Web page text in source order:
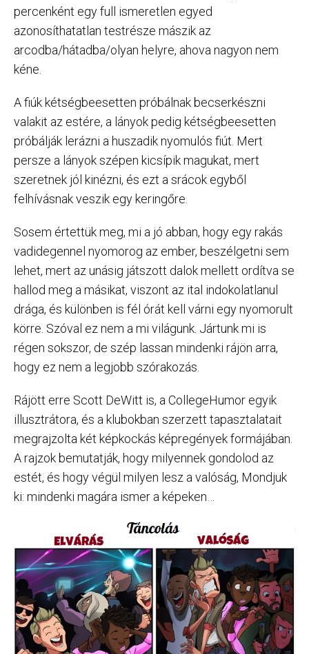
percenként egy full ismeretlen egyed
azonosíthatatlan testrésze mászik az
arcodba/hátadba/olyan helyre, ahova nagyon nem
kéne.
A fiúk kétségbeesetten próbálnak becserkészni
valakit az estére, a lányok pedig kétségbeesetten
próbálják lerázni a huszadik nyomulós fiút. Mert
persze a lányok szépen kicsípik magukat, mert
szeretnek jól kinézni, és ezt a srácok egyből
felhívásnak veszik egy keringőre.
Sosem értettük meg, mi a jó abban, hogy egy rakás
vadidegennel nyomorog az ember, beszélgetni sem
lehet, mert az unásig játszott dalok mellett ordítva se
hallod meg a másikat, viszont az ital indokolatlanul
drága, és különben is fél órát kell várni egy nyomorult
körre. Szóval ez nem a mi világunk. Jártunk mi is
régen sokszor, de szép lassan mindenki rájön arra,
hogy ez nem a legjobb szórakozás.
Rájött erre Scott DeWitt is, a CollegeHumor egyik
illusztrátora, és a klubokban szerzett tapasztalatait
megrajzolta két képkockás képregények formájában.
A rajzok bemutatják, hogy milyennek gondolod az
estét, és hogy végül milyen lesz a valóság, Mondjuk
ki: mindenki magára ismer a képeken…